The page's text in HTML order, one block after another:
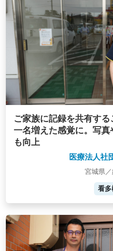
ご家族に記録を共有す
一名増えた感覚に。写
も向上
医療法人社
宮城県
看多